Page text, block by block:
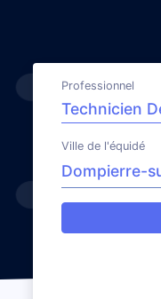
Professionnel
Ville de l'équidé